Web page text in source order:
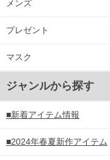
メンズ
プレゼント
マスク
ジャンルから探す
■新着アイテム情報
■2024年春夏新作アイテム